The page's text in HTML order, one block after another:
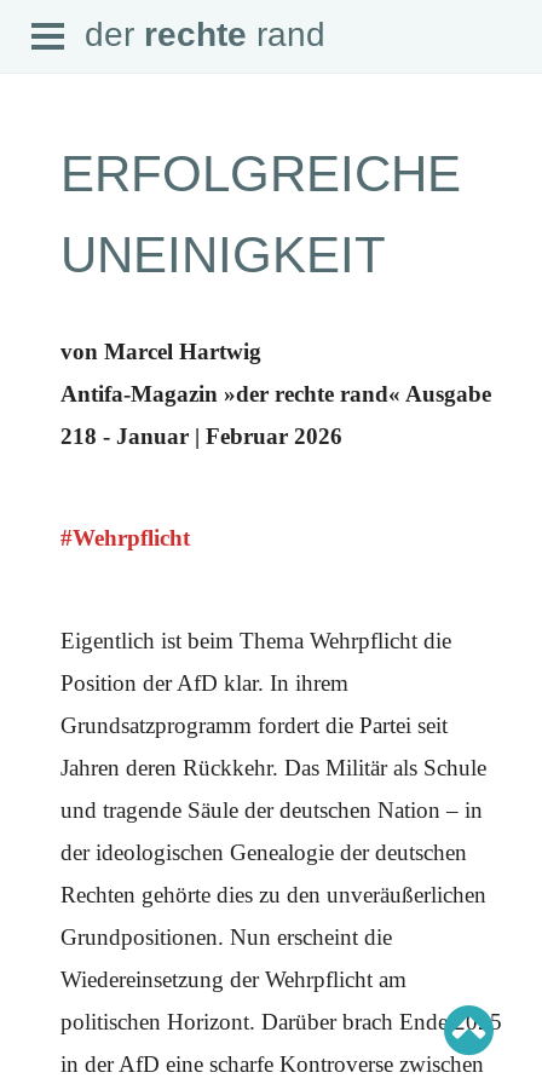
der rechte rand
SEITEN
Audio
Downloads
Datenschutz
Schwerpunkte Übersicht
Schwerpunkt AFD-Verbot
Schwerpunkt »Reichsbürger«
Schwerpunkt NPD
Ausgabe 221
Ausgabe 219
Ausgabe 217
Open
Menu
der rechte rand
ERFOLGREICHE
UNEINIGKEIT
von Marcel Hartwig
Antifa-Magazin »der rechte rand« Ausgabe
218 - Januar | Februar 2026
#Wehrpflicht
Eigentlich ist beim Thema Wehrpflicht die
Position der AfD klar. In ihrem
Grundsatzprogramm fordert die Partei seit
Jahren deren Rückkehr. Das Militär als Schule
und tragende Säule der deutschen Nation – in
der ideologischen Genealogie der deutschen
Rechten gehörte dies zu den unveräußerlichen
Grundpositionen. Nun erscheint die
Wiedereinsetzung der Wehrpflicht am
politischen Horizont. Darüber brach Ende 2025
in der AfD eine scharfe Kontroverse zwischen